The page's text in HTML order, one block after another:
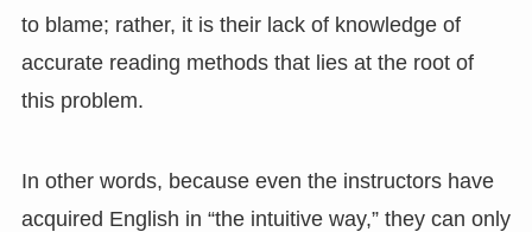
to blame; rather, it is their lack of knowledge of
accurate reading methods that lies at the root of
this problem.
In other words, because even the instructors have
acquired English in “the intuitive way,” they can only